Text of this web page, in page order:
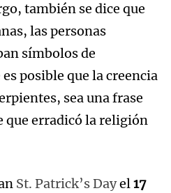
también se dice que
las personas
símbolos de
posible que la creencia
sea una frase
que erradicó la religión
St. Patrick’s Dayel17